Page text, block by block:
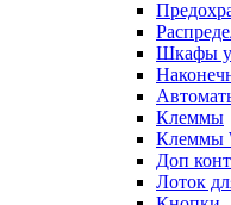
Шкафы
Клеммы
Клеммы
Доп
Лоток